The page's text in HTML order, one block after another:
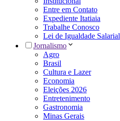
Entre em Contato
Expediente Itatiaia
Trabalhe Conosco
Lei de Igualdade Salarial
Jornalismo
Agro
Brasil
Cultura e Lazer
Economia
Eleições 2026
Entretenimento
Gastronomia
Minas Gerais